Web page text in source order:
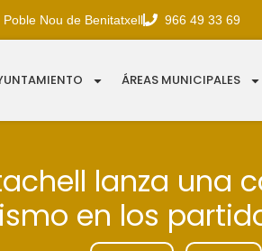
Nou de Benitatxell 966 49 33 69
ÁREAS MUNICIPALES
lanza una
en los